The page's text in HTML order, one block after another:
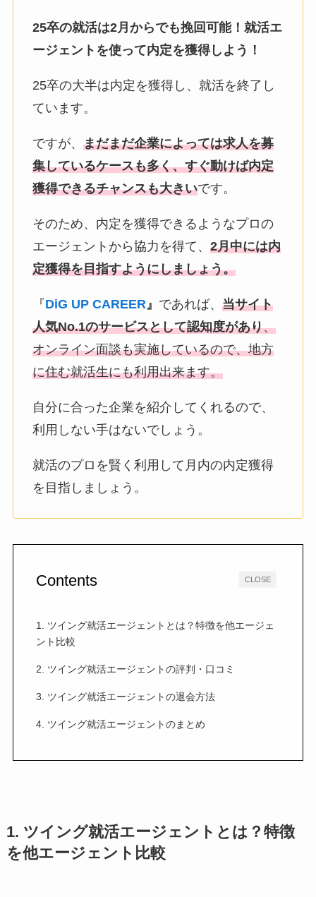
25卒の就活は2月からでも挽回可能！ 就活エ
ージェントを使って内定を獲得しよう！
25卒の大半は内定を獲得し、就活を終了し
ています。
ですが、 まだまだ企業によっては求人を募
集しているケースも多く、すぐ動けば内定
獲得できるチャンスも大きいです。
そのため、内定を獲得できるようなプロの
エージェントから協力を得て、 2月中には内
定獲得を目指すようにしましょう。
『DiG UP CAREER』 であれば、 当サイト
人気No.1のサービスとして認知度があり、
オンライン面談も実施しているので、地方
に住む就活生にも利用出来ます。
自分に合った企業を紹介してくれるので、
利用しない手はないでしょう。
就活のプロを賢く利用して月内の内定獲得
を目指しましょう。
CLOSE
Contents
1. ツイング就活エージェントとは？特徴を他エージェ
ント比較
2. ツイング就活エージェントの評判・口コミ
3. ツイング就活エージェントの退会方法
4. ツイング就活エージェントのまとめ
1. ツイング就活エージェントとは？特徴
を他エージェント比較